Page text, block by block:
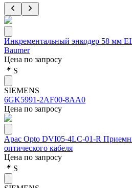
Инкрементальный энкодер 58 мм
Baumer
Цена по запросу
S
SIEMENS
6GK5991-2AF00-8AA0
Цена по запросу
Apac Opto DVI05-4LC-01-R
оптического кабеля
Цена по запросу
S